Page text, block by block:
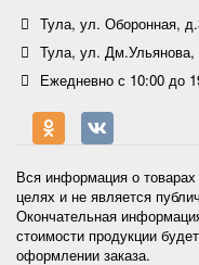
Тула, ул. Оборонная,
Тула, ул. Дм.Ульянова,
Ежедневно с 10:00 до
Вся информация о
целях и не является
Окончательная
стоимости продукции
оформлении заказа.